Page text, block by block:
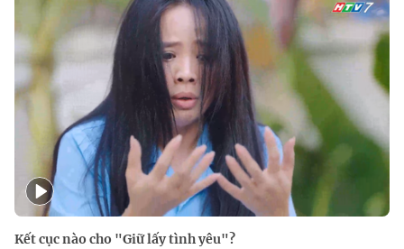
Kết cục nào cho "Giữ lấy tình yêu"?